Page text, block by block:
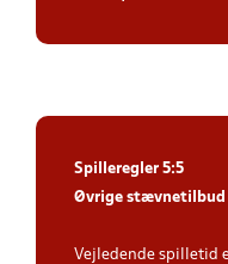
Spilleregler 5:5
Øvrige stævnetilbud
Vejledende spilletid